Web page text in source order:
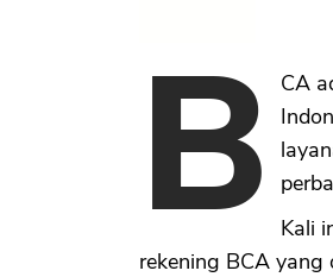
B
CA
Kali
rekening BCA yang